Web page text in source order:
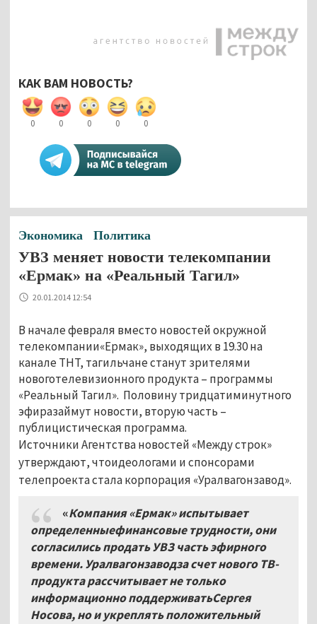
КАК ВАМ НОВОСТЬ?
0 0 0 0 0
Экономика Политика
УВЗ меняет новости телекомпании
«Ермак» на «Реальный Тагил»
20.01.2014 12:54
В начале февраля вместо новостей окружной
телекомпании«Ермак», выходящих в 19.30 на
канале ТНТ, тагильчане станут зрителями
новоготелевизионного продукта – программы
«Реальный Тагил». Половину тридцатиминутного
эфиразаймут новости, вторую часть –
публицистическая программа.
Источники Агентства новостей «Между строк»
утверждают, чтоидеологами и спонсорами
телепроекта стала корпорация «Уралвагонзавод».
«Компания «Ермак» испытывает
определенныефинансовые трудности, они
согласились продать УВЗ часть эфирного
времени. Уралвагонзаводза счет нового ТВ-
продукта рассчитывает не только
информационно поддерживатьСергея
Носова, но и укреплять положительный